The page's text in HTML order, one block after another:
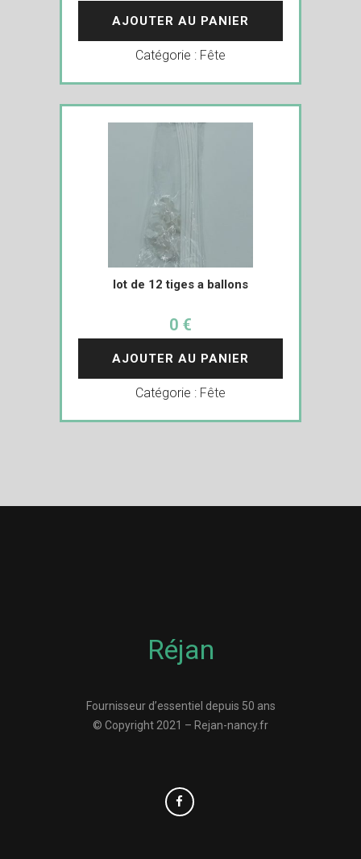
AJOUTER AU PANIER
Catégorie : Fête
lot de 12 tiges a ballons
0 €
AJOUTER AU PANIER
Catégorie : Fête
Réjan
Fournisseur d’essentiel depuis 50 ans
© Copyright 2021 – Rejan-nancy.fr